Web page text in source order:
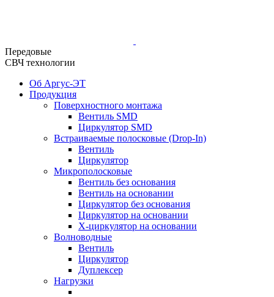
Передовые
СВЧ технологии
Об Аргус-ЭТ
Продукция
Поверхностного монтажа
Вентиль SMD
Циркулятор SMD
Встраиваемые полосковые (Drop-In)
Вентиль
Циркулятор
Микрополосковые
Вентиль без основания
Вентиль на основании
Циркулятор без основания
Циркулятор на основании
Х-циркулятор на основании
Волноводные
Вентиль
Циркулятор
Дуплексер
Нагрузки